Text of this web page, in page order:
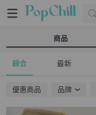
商品
綜合 最新
優惠商品 品牌